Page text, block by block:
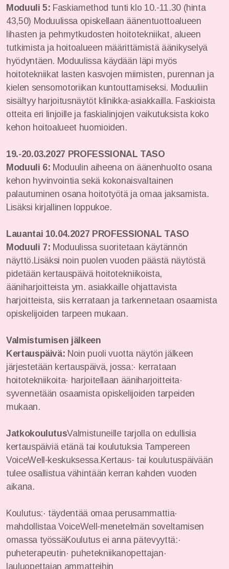
Moduuli 5: Faskiamethod tunti klo 10.-11.30 (hinta
43,50) Moduulissa opiskellaan äänentuottoalueen
lihasten ja pehmytkudosten hoitotekniikat, alueen
tutkimista ja hoitoalueen määrittämistä äänikyselyä
hyödyntäen. Moduulissa käydään läpi myös
hoitotekniikat lasten kasvojen miimisten, purennan ja
kielen sensomotoriikan kuntouttamiseksi. Moduuliin
sisältyy harjoitusnäytöt klinikka-asiakkailla. Faskioista
otteita eri linjoille ja faskialinjojen vaikutuksista koko
kehon hoitoalueet huomioiden.
19.-20.03.2027 PROFESSIONAL TASO
Moduuli 6: Moduulin aiheena on äänenhuolto osana
kehon hyvinvointia sekä kokonaisvaltainen
palautuminen osana hoitotyötä ja omaa jaksamista.
Lisäksi kirjallinen loppukoe.
Lauantai 10.04.2027 PROFESSIONAL TASO
Moduuli 7: Moduulissa suoritetaan käytännön
näyttö.Lisäksi noin puolen vuoden päästä näytöstä
pidetään kertauspäivä hoitotekniikoista,
ääniharjoitteista ym. asiakkaille ohjattavista
harjoitteista, siis kerrataan ja tarkennetaan osaamista
opiskelijoiden tarpeen mukaan.
Valmistumisen jälkeen
Kertauspäivä: Noin puoli vuotta näytön jälkeen
järjestetään kertauspäivä, jossa:· kerrataan
hoitotekniikoita· harjoitellaan ääniharjoitteita·
syvennetään osaamista opiskelijoiden tarpeiden
mukaan.
JatkokoulutusValmistuneille tarjolla on edullisia
kertauspäiviä etänä tai koulutuksia Tampereen
VoiceWell-keskuksessa.Kertaus- tai koulutuspäivään
tulee osallistua vähintään kerran kahden vuoden
aikana.
Koulutus:· täydentää omaa perusammattia·
mahdollistaa VoiceWell-menetelmän soveltamisen
omassa työssäKoulutus ei anna pätevyyttä:·
puheterapeutin· puhetekniikanopettajan·
lauluopettajan ammatteihin